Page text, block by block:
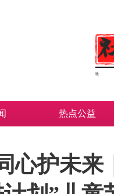
热点公益
心护未来